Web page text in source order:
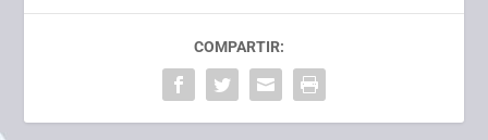
COMPARTIR: